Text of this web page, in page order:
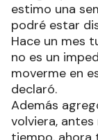
estimo una
podré estar
Hace un mes
no es un
moverme en
declaró.
Además
volviera,